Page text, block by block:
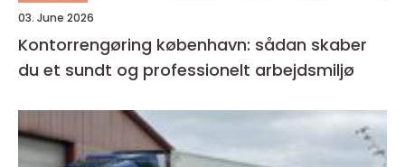
03. June 2026
Kontorrengøring københavn: sådan skaber
du et sundt og professionelt arbejdsmiljø